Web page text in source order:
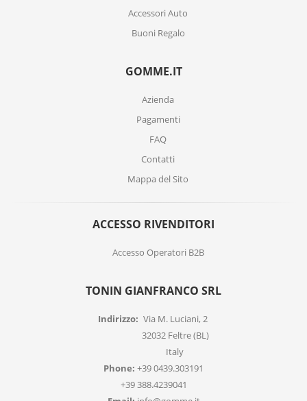
Accessori Auto
Buoni Regalo
GOMME.IT
Azienda
Pagamenti
FAQ
Contatti
Mappa del Sito
ACCESSO RIVENDITORI
Accesso Operatori B2B
TONIN GIANFRANCO SRL
Indirizzo: Via M. Luciani, 2
32032 Feltre (BL)
Italy
Phone: +39 0439.303191
+39 388.4239041